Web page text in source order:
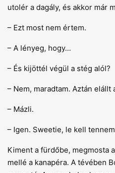
utolér a dagály, és akkor már
– Ezt most nem értem.
– A lényeg, hogy…
– És kijöttél végül a stég alól?
– Nem, maradtam. Aztán elállt
– Mázli.
– Igen. Sweetie, le kell
Kiment a fürdőbe, megmosta
mellé a kanapéra. A tévében